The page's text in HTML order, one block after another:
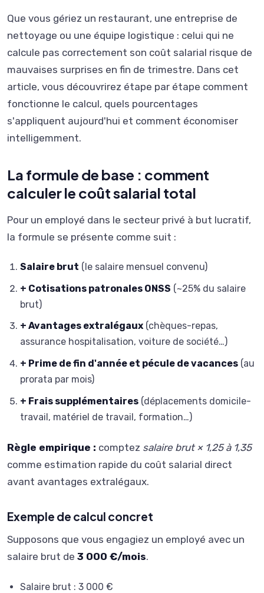
Que vous gériez un restaurant, une entreprise de
nettoyage ou une équipe logistique : celui qui ne
calcule pas correctement son coût salarial risque de
mauvaises surprises en fin de trimestre. Dans cet
article, vous découvrirez étape par étape comment
fonctionne le calcul, quels pourcentages
s'appliquent aujourd'hui et comment économiser
intelligemment.
La formule de base : comment
calculer le coût salarial total
Pour un employé dans le secteur privé à but lucratif,
la formule se présente comme suit :
Salaire brut (le salaire mensuel convenu)
+ Cotisations patronales ONSS (~25% du salaire
brut)
+ Avantages extralégaux (chèques-repas,
assurance hospitalisation, voiture de société…)
+ Prime de fin d'année et pécule de vacances (au
prorata par mois)
+ Frais supplémentaires (déplacements domicile-
travail, matériel de travail, formation…)
Règle empirique : comptez salaire brut × 1,25 à 1,35
comme estimation rapide du coût salarial direct
avant avantages extralégaux.
Exemple de calcul concret
Supposons que vous engagiez un employé avec un
salaire brut de 3 000 €/mois.
Salaire brut : 3 000 €